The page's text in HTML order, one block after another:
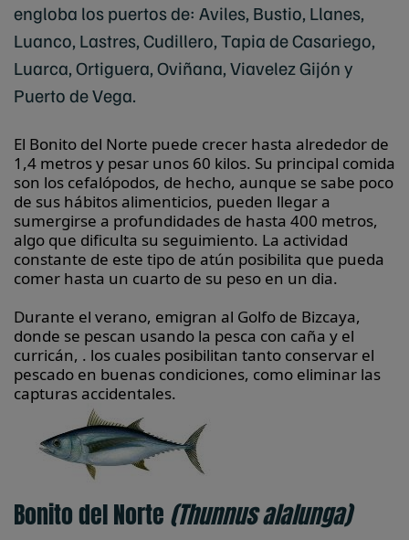
engloba los puertos de: Aviles, Bustio, Llanes,
Luanco, Lastres, Cudillero, Tapia de Casariego,
Luarca, Ortiguera, Oviñana, Viavelez Gijón y
Puerto de Vega.
El Bonito del Norte puede crecer hasta alrededor de
1,4 metros y pesar unos 60 kilos. Su principal comida
son los cefalópodos, de hecho, aunque se sabe poco
de sus hábitos alimenticios, pueden llegar a
sumergirse a profundidades de hasta 400 metros,
algo que dificulta su seguimiento. La actividad
constante de este tipo de atún posibilita que pueda
comer hasta un cuarto de su peso en un dia.
Durante el verano, emigran al Golfo de Bizcaya,
donde se pescan usando la pesca con caña y el
curricán, . los cuales posibilitan tanto conservar el
pescado en buenas condiciones, como eliminar las
capturas accidentales.
Bonito del Norte (Thunnus alalunga)